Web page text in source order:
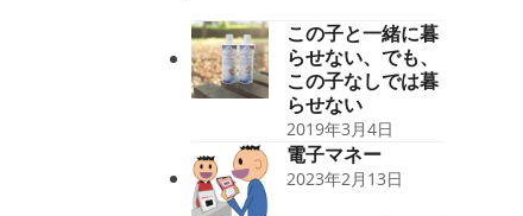
この子と一緒に暮
らせない、でも、
この子なしでは暮
らせない
2019年3月4日
電子マネー
2023年2月13日